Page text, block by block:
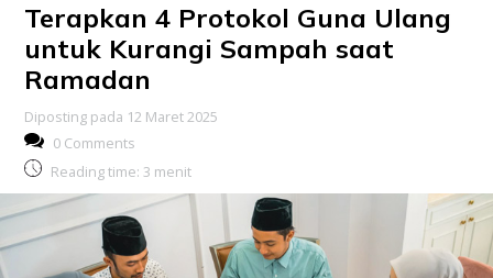
Terapkan 4 Protokol Guna Ulang
untuk Kurangi Sampah saat
Ramadan
Diposting pada 12 Maret 2025
0 Comments
Reading time: 3 menit